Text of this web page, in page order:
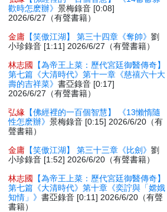
歡時怎麽辦》景梅錄音 [0:08]
2026/6/27（有聲書籍）
金庸 【笑傲江湖】 第三十四章《奪帥》劉
小珍錄音 [1:11] 2026/6/27（有聲書籍）
林志國
【為帝王上菜：歷代宮廷御醫傳奇】
第七篇《大清時代》第十一章《慈禧六十大
壽的吉祥菜》書亞錄音 [0:17]
2026/6/27（有聲書籍）
弘緣 【佛經裡的一百個智慧】 《13懶惰隨
性怎麽辦》景梅錄音 [0:15] 2026/6/20（有
聲書籍）
金庸 【笑傲江湖】 第三十三章《比劍》劉
小珍錄音 [1:52] 2026/6/20（有聲書籍）
林志國
【為帝王上菜：歷代宮廷御醫傳奇】
第七篇《大清時代》第十章《奕詝與「嫦娥
知情」》書亞錄音 [0:11] 2026/6/20（有聲
書籍）